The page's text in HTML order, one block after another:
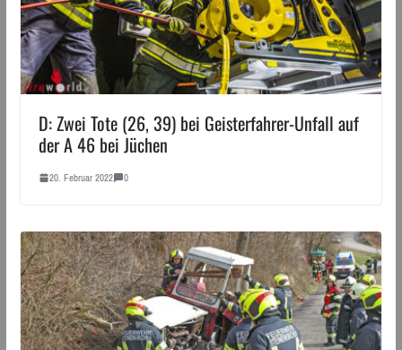
D: Zwei Tote (26, 39) bei Geisterfahrer-Unfall auf
der A 46 bei Jüchen
20. Februar 2022 0